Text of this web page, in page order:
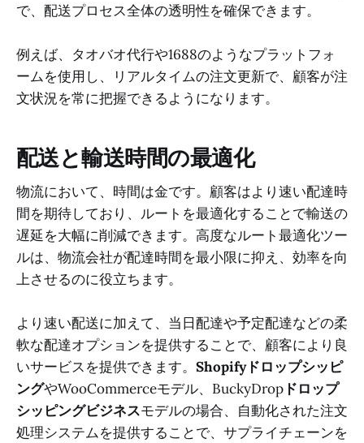
で、配送プロセス全体の透明性を確保できます。
例えば、タオバオ代行や1688のようなプラットフォ
ームを使用し、リアルタイムの注文更新で、顧客が注
文状況を常に把握できるようになります。
配送と輸送時間の最適化
物流において、時間は金です。顧客はより速い配達時
間を期待しており、ルートを最適化することで輸送の
遅延を大幅に削減できます。高度なルート最適化ツー
ルは、物流会社が配達時間を最小限に抑え、効率を向
上させるのに役立ちます。
より速い配送に加えて、当日配達や予定配達などの柔
軟な配達オプションを提供することで、顧客により良
いサービスを提供できます。 Shopifyドロップシッピ
ングやWooCommerceモデル、BuckyDrop ドロップ
シッピングビジネスモデルの場合、自動化された注文
処理システムを提供することで、サプライチェーンを